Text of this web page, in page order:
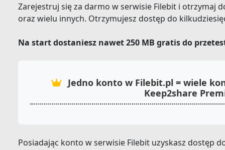
Zarejestruj się za darmo w serwisie Filebit i otrzymaj
oraz wielu innych. Otrzymujesz dostęp do
Na start dostaniesz nawet 250 MB gratis do
Jedno konto w Filebit.pl = wiele
Keep2share
Posiadając konto w serwisie Filebit uzyskasz dostęp